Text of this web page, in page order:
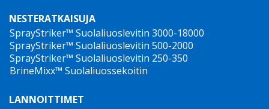
esikastelu ja nestemäinen jäänpoisto integroituina
yhteen koneeseen, joka täyttää alan nykyiset
vaatimukset. Tämä on yleensä suurempi päätös
asiakkaalle. Autoliike, joka myy myös laitteita, myy
NESTERATKAISUJA
SprayStriker™ Suolaliuoslevitin 3000-18000
SprayStriker™ Suolaliuoslevitin 500-2000
SprayStriker™ Suolaliuoslevitin 250-350
BrineMixx™ Suolaliuossekoitin
LANNOITTIMET